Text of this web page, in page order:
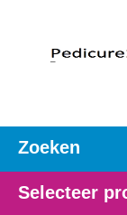
Zoeken
Selecteer